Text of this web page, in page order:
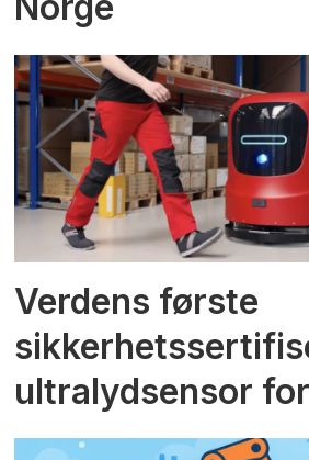
Verdens første
ultralydsensor